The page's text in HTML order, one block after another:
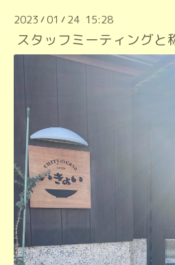
2023 /01 / 24 15:28
スタッフミーティング